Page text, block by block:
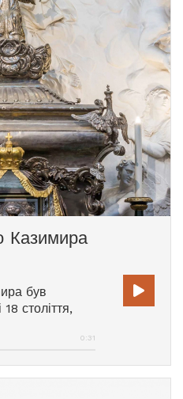
Казимира
був
століття,
символ віри,
0:31